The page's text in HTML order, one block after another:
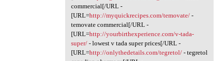
commercial[/URL -
[URL=http://myquickrecipes.com/temovate/-
temovate commercial[/URL -
[URL=http://yourbirthexperience.com/v-tada-
super/- lowest v tada super prices[/URL -
[URL=http://onlythedetails.com/tegretol/- tegretol